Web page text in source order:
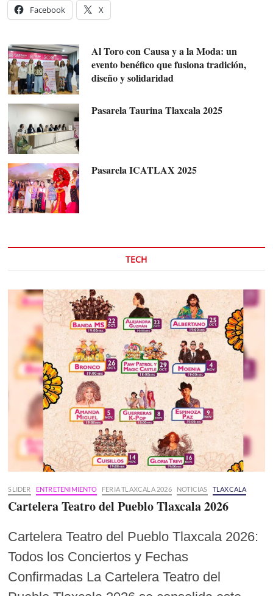
Facebook X
Al Toro con Causa y a la Moda: un
evento benéfico que fusiona tradición,
diseño y solidaridad
Pasarela Taurina Tlaxcala 2025
Pasarela ICATLAX 2025
TECH
SLIDER ENTRETENIMIENTO FERIA TLAXCALA 2026 NOTICIAS TLAXCALA
Cartelera Teatro del Pueblo Tlaxcala 2026
Cartelera Teatro del Pueblo Tlaxcala 2026:
Todos los Conciertos y Fechas
Confirmadas La Cartelera Teatro del